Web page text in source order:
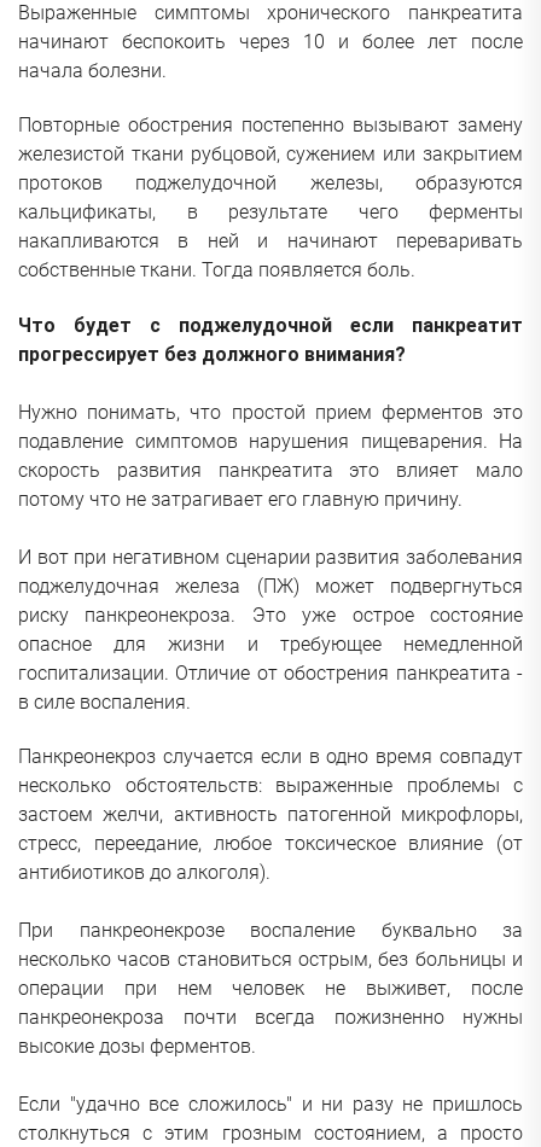
Выраженные симптомы хронического панкреатита
начинают беспокоить через 10 и более лет после
начала болезни.
Повторные обострения постепенно вызывают замену
железистой ткани рубцовой, сужением или закрытием
протоков поджелудочной железы, образуются
кальцификаты, в результате чего ферменты
накапливаются в ней и начинают переваривать
собственные ткани. Тогда появляется боль.
Что будет с поджелудочной если панкреатит
прогрессирует без должного внимания?
Нужно понимать, что простой прием ферментов это
подавление симптомов нарушения пищеварения. На
скорость развития панкреатита это влияет мало
потому что не затрагивает его главную причину.
И вот при негативном сценарии развития заболевания
поджелудочная железа (ПЖ) может подвергнуться
риску панкреонекроза. Это уже острое состояние
опасное для жизни и требующее немедленной
госпитализации. Отличие от обострения панкреатита -
в силе воспаления.
Панкреонекроз случается если в одно время совпадут
несколько обстоятельств: выраженные проблемы с
застоем желчи, активность патогенной микрофлоры,
стресс, переедание, любое токсическое влияние (от
антибиотиков до алкоголя).
При панкреонекрозе воспаление буквально за
несколько часов становиться острым, без больницы и
операции при нем человек не выживет, после
панкреонекроза почти всегда пожизненно нужны
высокие дозы ферментов.
Если "удачно все сложилось" и ни разу не пришлось
столкнуться с этим грозным состоянием, а просто